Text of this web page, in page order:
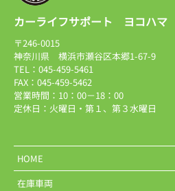
カーライフサポート ヨコハマ
〒246-0015
神奈川県 横浜市瀬谷区本郷1-67-9
TEL：045-459-5461
FAX：045-459-5462
営業時間：10：00－18：00
定休日：火曜日・第１、第３水曜日
HOME
在庫車両